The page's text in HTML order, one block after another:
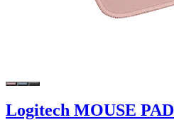
Logitech MOUSE